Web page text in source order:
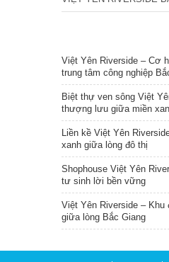
Việt Yên Riverside – Cơ
trung tâm công nghiệp
Biệt thự ven sông Việt
thượng lưu giữa miền
Liền kề Việt Yên
xanh giữa lòng đô thị
Shophouse Việt Yên
tư sinh lời bền vững
Việt Yên Riverside – Khu
giữa lòng Bắc Giang